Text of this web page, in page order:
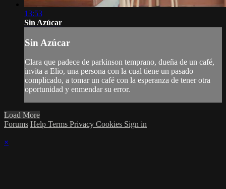
13:53
Sin Azúcar
Sin Azúcar
Clara que padece de parkinson temprano, dueña de un café,
invita a Elio, una persona con la cual tiene un pasado
complicado, a tomar un café con la esperanza de tener otra
oportunidad y enmendar su error.
Load More
Forums Help Terms Privacy Cookies Sign in
×